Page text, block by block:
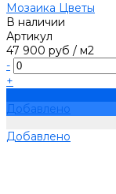
Мозаика Цветы
В наличии
Артикул
47 900 руб / м2
-
+
Добавлено
Добавлено